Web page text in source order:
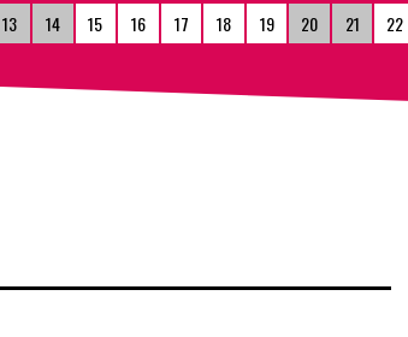
13 14 15 16 17 18 19 20 21 22